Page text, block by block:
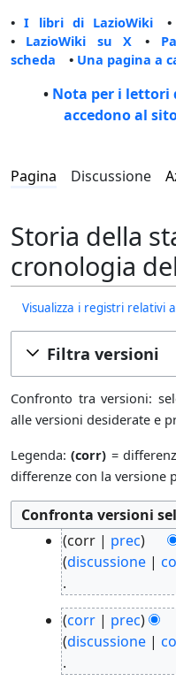
•I libri di LazioWiki •
• LazioWiki su X •
scheda • Una pagina a
• Nota per i lettori
accedono al
Pagina Discussione
Storia della
cronologia
Visualizza i registri relativi
Filtra versioni
Confronto tra versioni:
alle versioni desiderate e
Legenda:(corr) =
differenze con la versione
corr prec
discussione
N
e
s
s
corr prec
discussione